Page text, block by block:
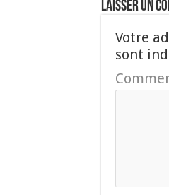
Laisser un
Votre
sont